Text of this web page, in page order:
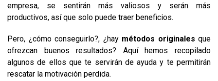
empresa, se sentirán más valiosos y serán más
productivos, así que solo puede traer beneficios.
Pero, ¿cómo conseguirlo?, ¿hay métodos originales que
ofrezcan buenos resultados? Aquí hemos recopilado
algunos de ellos que te servirán de ayuda y te permitirán
rescatar la motivación perdida.